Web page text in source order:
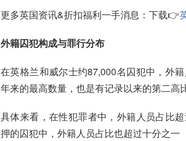
更多英国资讯&折扣福利一手消息： 下载👉
外籍囚犯构成与罪行分布
在英格兰和威尔士约87,000名囚犯中，外
年来的最高数量，也是有记录以来的第二高
具体来看，在性犯罪者中，外籍人员占比
押的囚犯中，外籍人员占比也超过十分之一